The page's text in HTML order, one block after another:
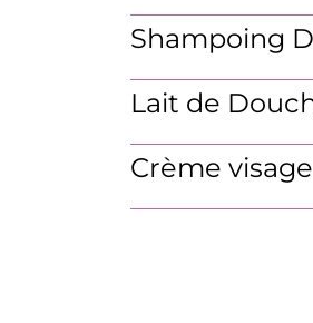
Shampoing
Lait de
Crème